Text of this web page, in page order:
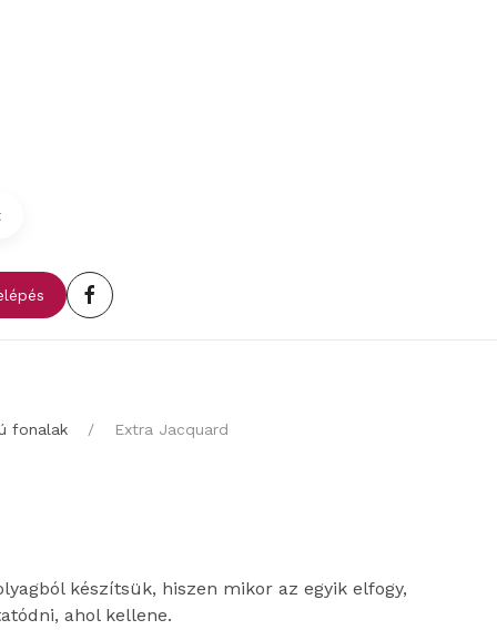
fonalak Extra Jacquard
készítsük, hiszen mikor az egyik elfogy,
ahol kellene.